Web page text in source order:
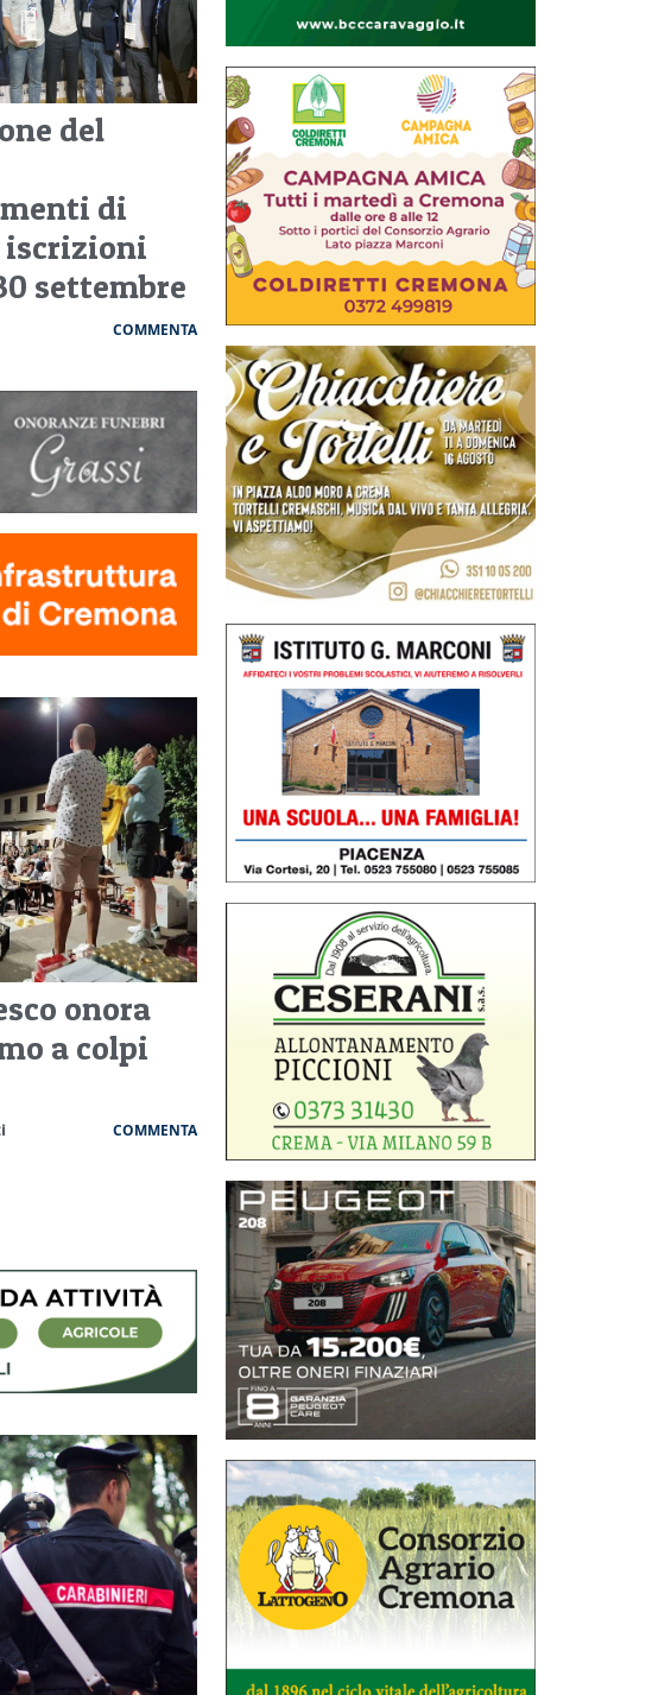
del
di
iscrizioni
settembre
COMMENTA
onora
a colpi
COMMENTA